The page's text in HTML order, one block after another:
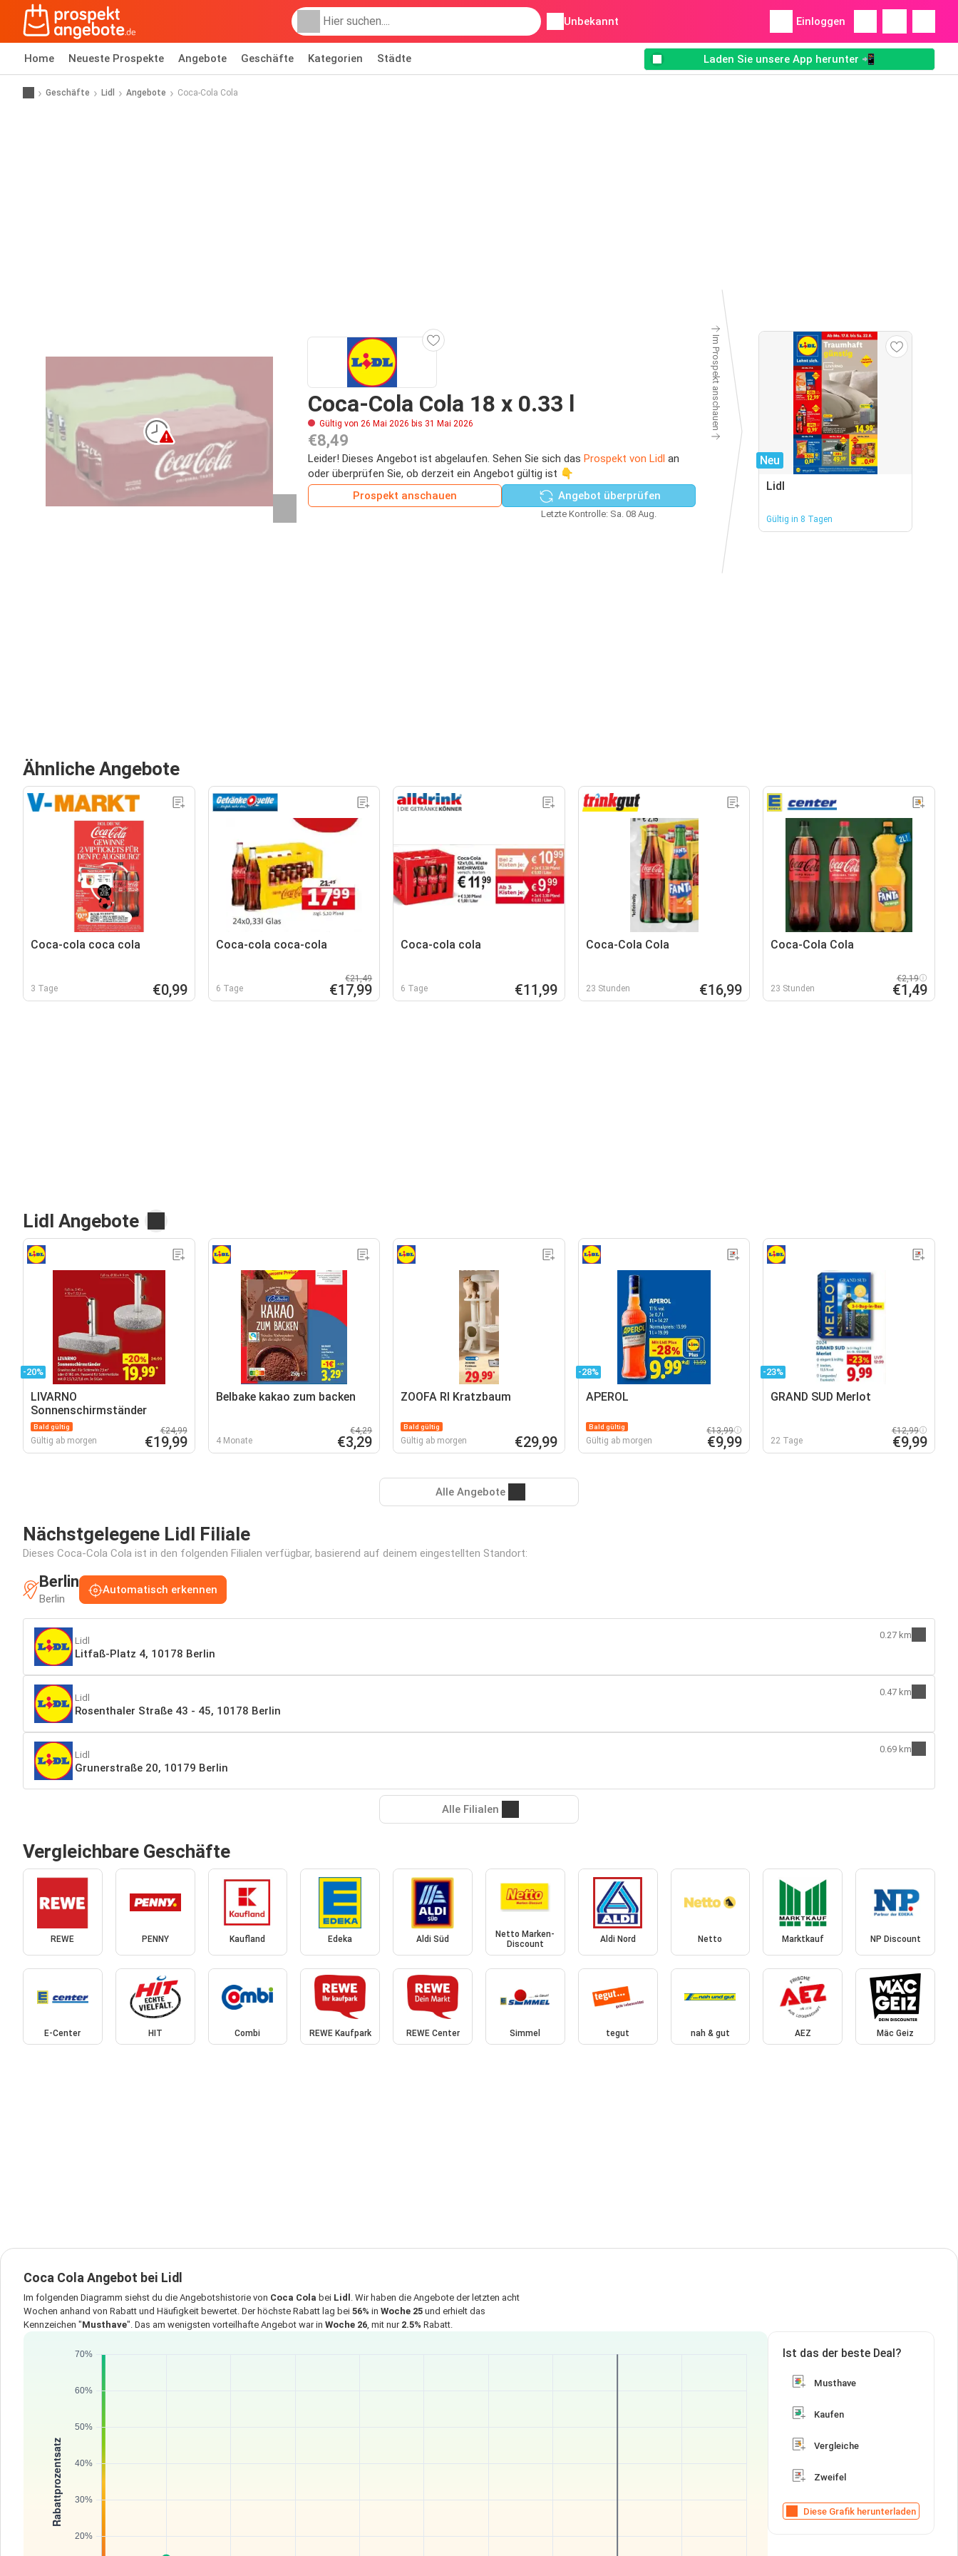
Unbekannt Einloggen
Home Neueste Prospekte Angebote Geschäfte Kategorien Städte Laden Sie unsere App herunter 📲
Geschäfte Lidl Angebote Coca-Cola Cola
Coca-Cola Cola 18 x 0.33 l
Gültig von 26 Mai 2026 bis 31 Mai 2026
€8,49
Leider! Dieses Angebot ist abgelaufen. Sehen Sie sich das Prospekt von Lidl an
oder überprüfen Sie, ob derzeit ein Angebot gültig ist 👇
Prospekt anschauen
Angebot überprüfen
Letzte Kontrolle: Sa. 08 Aug.
Im Prospekt anschauen
Neu
Lidl
Gültig in 8 Tagen
Ähnliche Angebote
Coca-cola coca cola
3 Tage €0,99
Coca-cola coca-cola
6 Tage
€21,49
€17,99
Coca-cola cola
6 Tage €11,99
Coca-Cola Cola
23 Stunden €16,99
Coca-Cola Cola
23 Stunden
€2,19
€1,49
Lidl Angebote
-20%
LIVARNO
Sonnenschirmständer
Bald gültig
Gültig ab morgen
€24,99
€19,99
Belbake kakao zum backen
4 Monate
€4,29
€3,29
ZOOFA RI Kratzbaum
Bald gültig
Gültig ab morgen €29,99
-28%
APEROL
Bald gültig
Gültig ab morgen
€13,99
€9,99
-23%
GRAND SUD Merlot
22 Tage
€12,99
€9,99
Alle Angebote
Nächstgelegene Lidl Filiale
Dieses Coca-Cola Cola ist in den folgenden Filialen verfügbar, basierend auf deinem eingestellten Standort:
Berlin
Berlin
Automatisch erkennen
Lidl
Litfaß-Platz 4, 10178 Berlin
0.27 km
Lidl
Rosenthaler Straße 43 - 45, 10178 Berlin
0.47 km
Lidl
Grunerstraße 20, 10179 Berlin
0.69 km
Alle Filialen
Vergleichbare Geschäfte
REWE PENNY Kaufland Edeka Aldi Süd
Netto Marken-
Discount
Aldi Nord Netto Marktkauf NP Discount
E-Center HIT Combi REWE Kaufpark REWE Center Simmel tegut nah & gut AEZ Mäc Geiz
Coca Cola Angebot bei Lidl
Im folgenden Diagramm siehst du die Angebotshistorie von Coca Cola bei Lidl . Wir haben die Angebote der letzten acht
Wochen anhand von Rabatt und Häufigkeit bewertet. Der höchste Rabatt lag bei 56% in Woche 25 und erhielt das
Kennzeichen "Musthave". Das am wenigsten vorteilhafte Angebot war in Woche 26, mit nur 2.5% Rabatt.
Ist das der beste Deal?
Musthave
Kaufen
Vergleiche
Zweifel
Diese Grafik herunterladen